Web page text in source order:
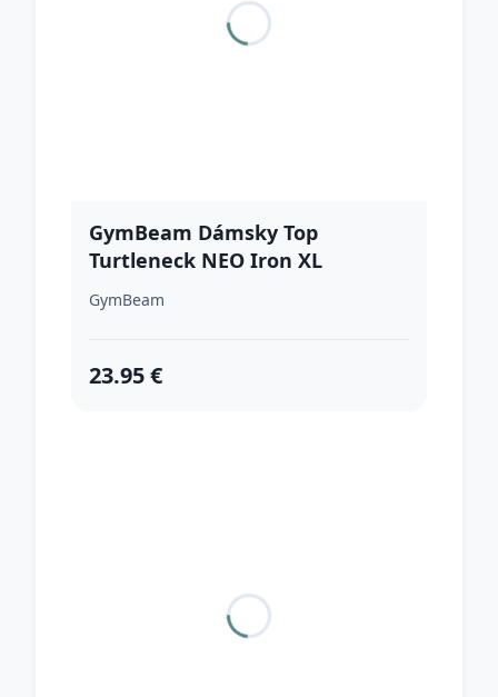
GymBeam Dámsky Top
Turtleneck NEO Iron XL
GymBeam
23.95 €